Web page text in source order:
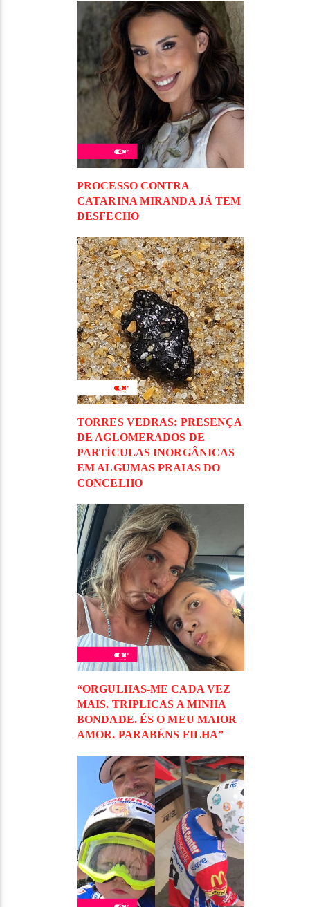
PROCESSO CONTRA
CATARINA MIRANDA JÁ TEM
DESFECHO
TORRES VEDRAS: PRESENÇA
DE AGLOMERADOS DE
PARTÍCULAS INORGÂNICAS
EM ALGUMAS PRAIAS DO
CONCELHO
“ORGULHAS-ME CADA VEZ
MAIS. TRIPLICAS A MINHA
BONDADE. ÉS O MEU MAIOR
AMOR. PARABÉNS FILHA”